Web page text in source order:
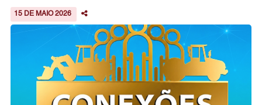
15 DE MAIO 2026